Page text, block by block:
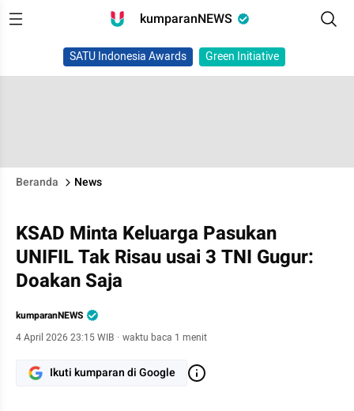
kumparanNEWS
SATU Indonesia Awards Green Initiative
Beranda News
KSAD Minta Keluarga Pasukan
UNIFIL Tak Risau usai 3 TNI Gugur:
Doakan Saja
kumparanNEWS
4 April 2026 23:15 WIB · waktu baca 1 menit
Ikuti kumparan di Google